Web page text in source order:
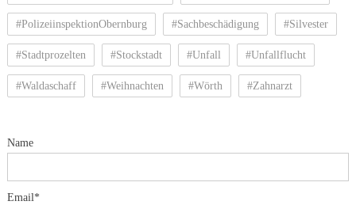
#PolizeiinspektionObernburg #Sachbeschädigung #Silvester
#Stadtprozelten #Stockstadt #Unfall #Unfallflucht
#Waldaschaff #Weihnachten #Wörth #Zahnarzt
Name
Email*